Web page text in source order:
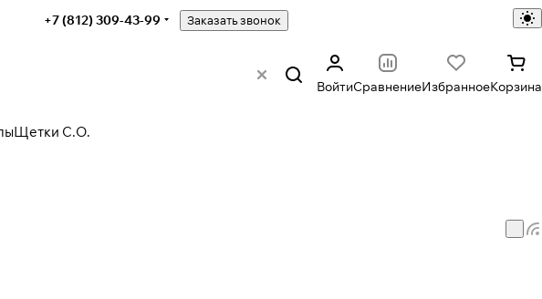
+7 (812) 309-43-99 Заказать звонок
ВойтиСравнениеИзбранноеКорзина
Щетки С.О.